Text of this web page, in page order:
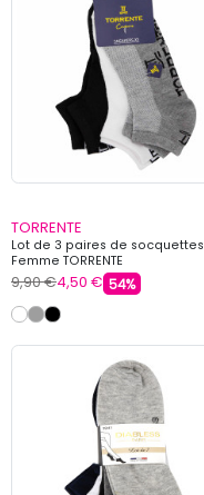
TORRENTE
Lot de 3 paires de socquettes
Femme TORRENTE
9,90 €4,50 € 54%